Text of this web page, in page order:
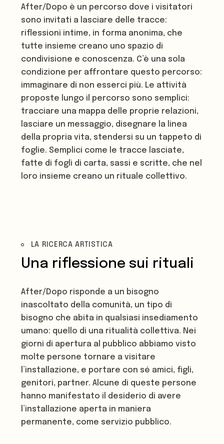
After/Dopo è un percorso dove i visitatori
sono invitati a lasciare delle tracce:
riflessioni intime, in forma anonima, che
tutte insieme creano uno spazio di
condivisione e conoscenza. C’è una sola
condizione per affrontare questo percorso:
immaginare di non esserci più. Le attività
proposte lungo il percorso sono semplici:
tracciare una mappa delle proprie relazioni,
lasciare un messaggio, disegnare la linea
della propria vita, stendersi su un tappeto di
foglie. Semplici come le tracce lasciate,
fatte di fogli di carta, sassi e scritte, che nel
loro insieme creano un rituale collettivo.
LA RICERCA ARTISTICA
Una riflessione sui rituali
After/Dopo risponde a un bisogno
inascoltato della comunità, un tipo di
bisogno che abita in qualsiasi insediamento
umano: quello di una ritualità collettiva. Nei
giorni di apertura al pubblico abbiamo visto
molte persone tornare a visitare
l’installazione, e portare con sé amici, figli,
genitori, partner. Alcune di queste persone
hanno manifestato il desiderio di avere
l’installazione aperta in maniera
permanente, come servizio pubblico.